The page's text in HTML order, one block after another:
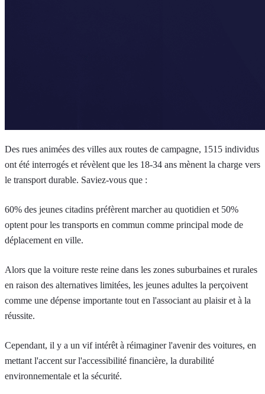
Des rues animées des villes aux routes de campagne, 1515 individus
ont été interrogés et révèlent que les 18-34 ans mènent la charge vers
le transport durable. Saviez-vous que :
60% des jeunes citadins préfèrent marcher au quotidien et 50%
optent pour les transports en commun comme principal mode de
déplacement en ville.
Alors que la voiture reste reine dans les zones suburbaines et rurales
en raison des alternatives limitées, les jeunes adultes la perçoivent
comme une dépense importante tout en l'associant au plaisir et à la
réussite.
Cependant, il y a un vif intérêt à réimaginer l'avenir des voitures, en
mettant l'accent sur l'accessibilité financière, la durabilité
environnementale et la sécurité.